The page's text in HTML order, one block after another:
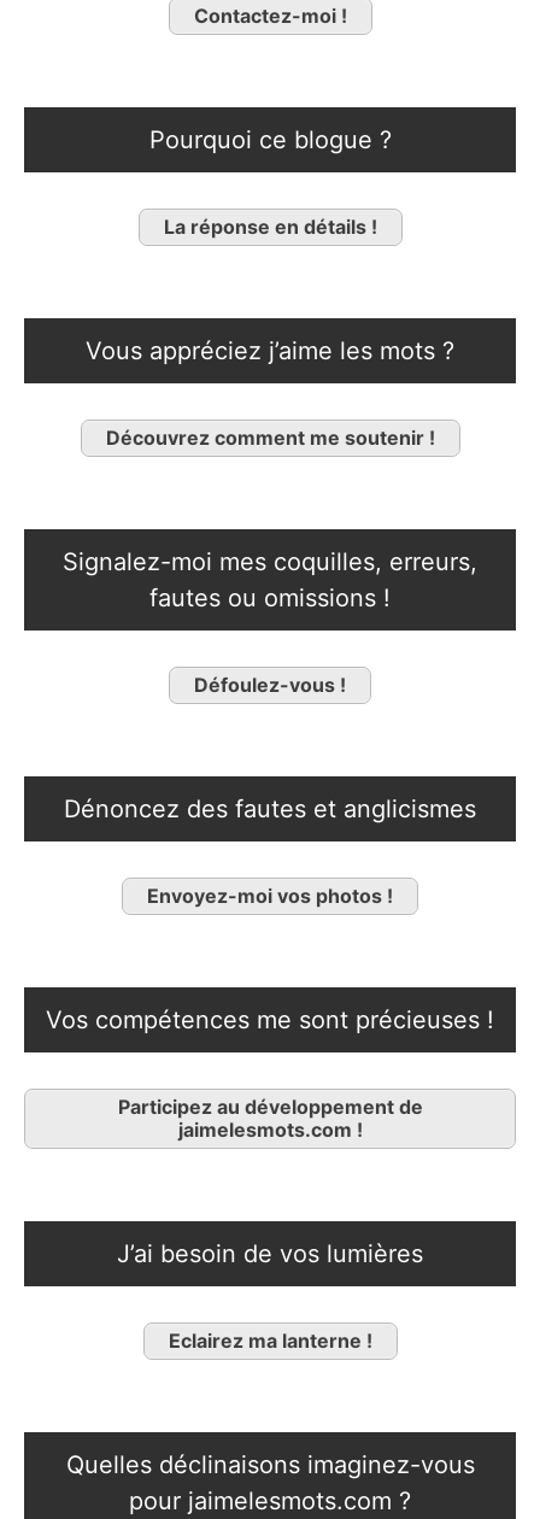
Contactez-moi !
Pourquoi ce blogue ?
La réponse en détails !
Vous appréciez j’aime les mots ?
Découvrez comment me soutenir !
Signalez-moi mes coquilles, erreurs,
fautes ou omissions !
Défoulez-vous !
Dénoncez des fautes et anglicismes
Envoyez-moi vos photos !
Vos compétences me sont précieuses !
Participez au développement de
jaimelesmots.com !
J’ai besoin de vos lumières
Eclairez ma lanterne !
Quelles déclinaisons imaginez-vous
pour jaimelesmots.com ?